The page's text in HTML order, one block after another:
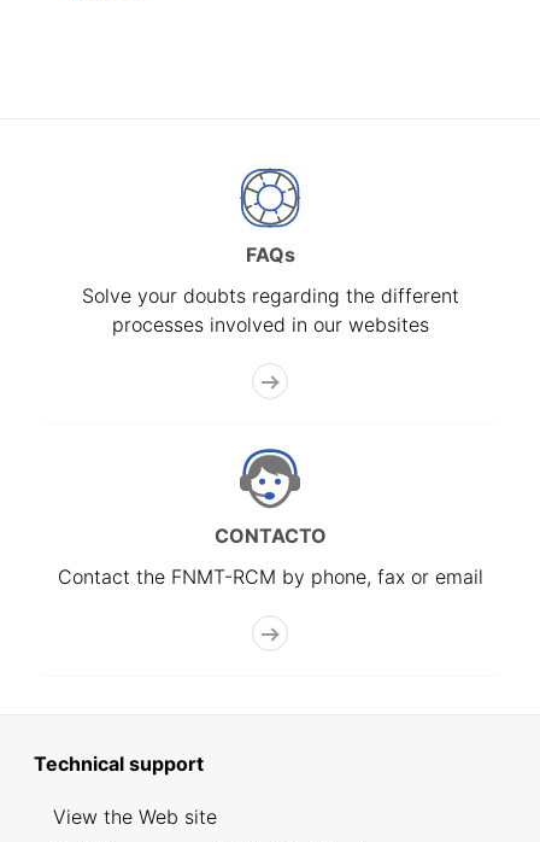
FAQs
Solve your doubts regarding the different
processes involved in our websites
CONTACTO
Contact the FNMT-RCM by phone, fax or email
Technical support
View the Web site